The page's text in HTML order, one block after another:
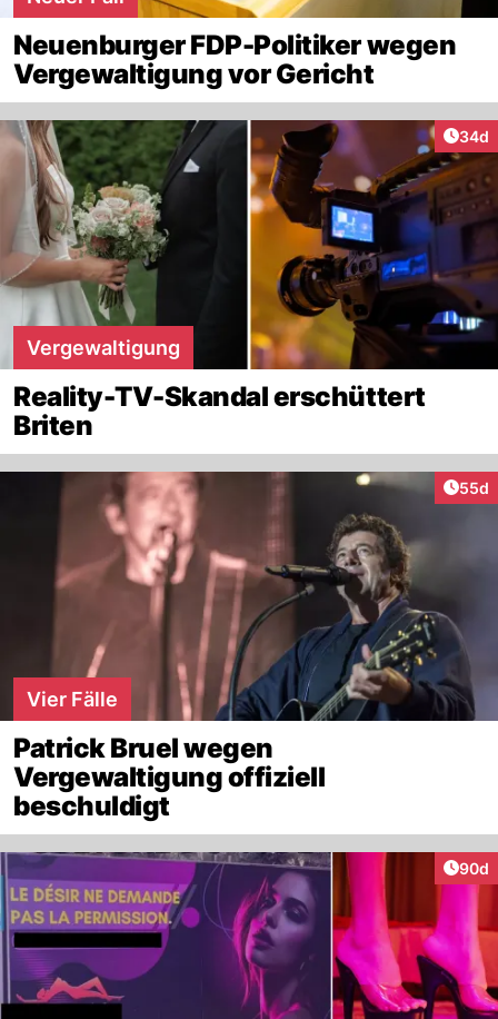
Neuenburger FDP-Politiker wegen
Vergewaltigung vor Gericht
34d
Vergewaltigung
Reality-TV-Skandal erschüttert
Briten
55d
Vier Fälle
Patrick Bruel wegen
Vergewaltigung offiziell
beschuldigt
90d